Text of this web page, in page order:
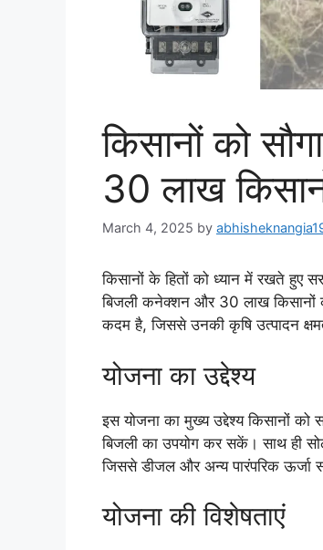
किसानों को
30 लाख
March 4, 2025 by
किसानों के हितों को ध्यान में रखते हुए
बिजली कनेक्शन और 30 लाख किसानों
कदम है, जिससे उनकी कृषि उत्पादन
योजना का उद्देश्य
इस योजना का मुख्य उद्देश्य किसानों को
बिजली का उपयोग कर सकें। साथ ही
जिससे डीजल और अन्य पारंपरिक ऊर्जा
योजना की विशेषताएं